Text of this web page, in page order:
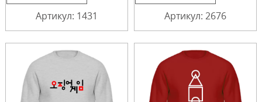
Артикул: 1431 Артикул: 2676